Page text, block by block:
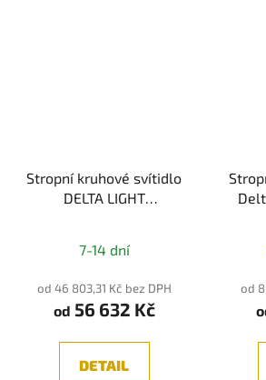
Stropní kruhové svítidlo
DELTA LIGHT
7-14 dní
od 46 803,31 Kč bez DPH
od 56 632 Kč
DETAIL
od 8